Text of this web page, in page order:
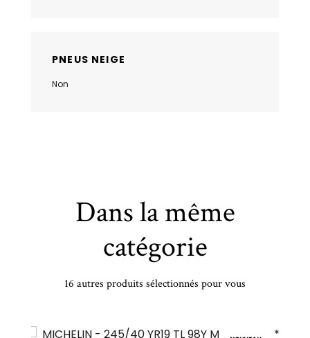
PNEUS NEIGE
Non
Dans la même
catégorie
16 autres produits sélectionnés pour vous